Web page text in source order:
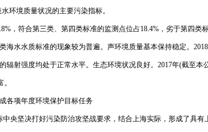
环境质量状况的主要污染指标。
，符合第三类、第四类标准的监测点位占18.4%，劣于第四
水水质标准的现象较为普遍。声环境质量基本保持稳定。
射强度均处于正常水平。生态环境状况良好。2017年(截至
各项年度环境保护目标任务
央坚决打好污染防治攻坚战要求，结合上海实际，形成了具